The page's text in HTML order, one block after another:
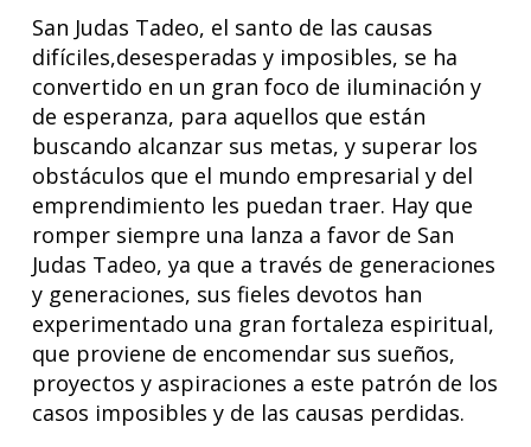
San Judas Tadeo, el santo de las causas
difíciles,desesperadas y imposibles, se ha
convertido en un gran foco de iluminación y
de esperanza, para aquellos que están
buscando alcanzar sus metas, y superar los
obstáculos que el mundo empresarial y del
emprendimiento les puedan traer. Hay que
romper siempre una lanza a favor de San
Judas Tadeo, ya que a través de generaciones
y generaciones, sus fieles devotos han
experimentado una gran fortaleza espiritual,
que proviene de encomendar sus sueños,
proyectos y aspiraciones a este patrón de los
casos imposibles y de las causas perdidas.